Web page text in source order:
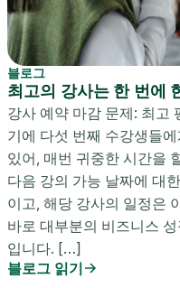
블로그
최고의 강사는 한 번에
강사 예약 마감 문제: 최고
기에 다섯 번째 수강생들
있어, 매번 귀중한 시간을
다음 강의 가능 날짜에 대
이고, 해당 강사의 일정은
바로 대부분의 비즈니스
입니다. […]
블로그 읽기